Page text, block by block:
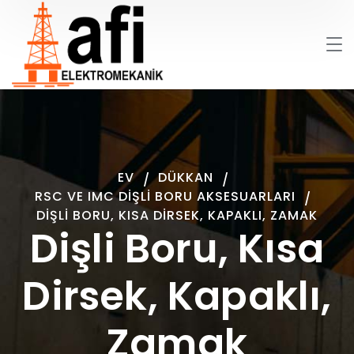
Dişli Boru, Kısa
Dirsek, Kapaklı,
EV
DÜKKAN
RSC VE IMC DIŞLI BORU AKSESUARLARI
DIŞLI BORU, KISA DIRSEK, KAPAKLI, ZAMAK